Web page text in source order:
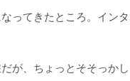
ってきたところ。インタ
が、ちょっとそそっかし